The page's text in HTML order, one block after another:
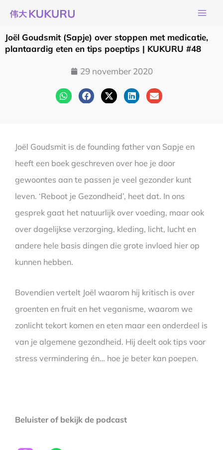
naar
de
inhoud
Joël Goudsmit (Sapje) over stoppen met medicatie,
plantaardig eten en tips poeptips | KUKURU #48
29 november 2020
Joël Goudsmit is de founding father van Sapje en
heeft een boek geschreven over hoe je door
gewoontes aan te passen je veel gezonder kunt
leven. ‘Reboot je Gezondheid’, heet dat. In ons
gesprek gaat het natuurlijk over voeding, maar ook
over dagelijkse verzorging, kleding, licht, lucht en
andere hele basis dingen die grote invloed hier op
kunnen hebben.
Bovendien vertelt Joël waarom hij kritisch is over
groenten en fruit en het veganisme, waarom we
zonlicht tekort komen en eten maar een onderdeel is
van je algemene gezondheid. Hij deelt ook tips voor
stress vermindering én… hoe je beter kan poepen.
Beluister of bekijk de podcast